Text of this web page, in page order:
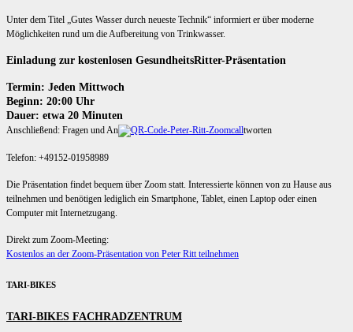
Unter dem Titel „Gutes Wasser durch neueste Technik“ informiert er über moderne
Möglichkeiten rund um die Aufbereitung von Trinkwasser.
Einladung zur kostenlosen GesundheitsRitter-Präsentation
Termin: Jeden Mittwoch
Beginn: 20:00 Uhr
Dauer: etwa 20 Minuten
Anschließend: Fragen und An tworten
Telefon: +49152-01958989
Die Präsentation findet bequem über Zoom statt. Interessierte können von zu Hause aus
teilnehmen und benötigen lediglich ein Smartphone, Tablet, einen Laptop oder einen
Computer mit Internetzugang.
Direkt zum Zoom-Meeting:
Kostenlos an der Zoom-Präsentation von Peter Ritt teilnehmen
TARI-BIKES
TARI-BIKES FACHRADZENTRUM